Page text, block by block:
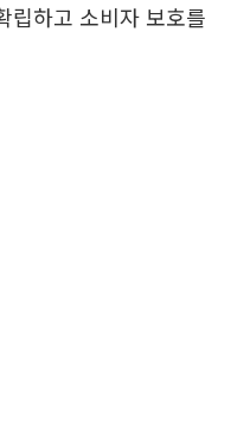
립하고 소비자 보호를